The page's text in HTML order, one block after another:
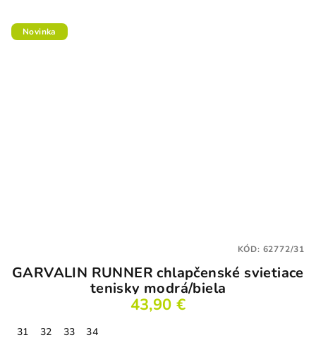
Novinka
GARVALIN RUNNER chlapčenské svietiace
tenisky modrá/biela
43,90 €
31 32 33
34
KÓD: 62772/31